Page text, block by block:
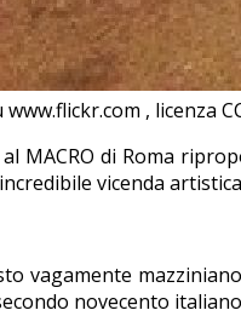
www.flickr.com ,
MACRO di Roma
vicenda
vagamente
novecento